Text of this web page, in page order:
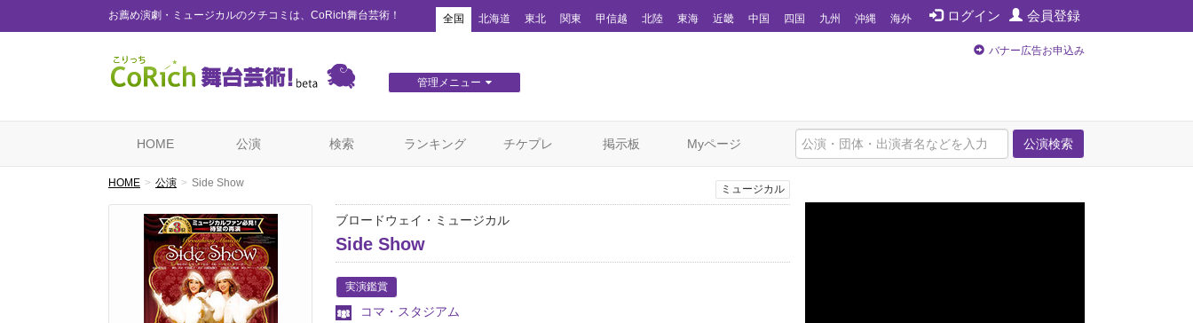
お薦め演劇・ミュージカルのクチコミは、CoRich舞台芸術！ ログイン 会員登録
全国 北海道 東北 関東 甲信越 北陸 東海 近畿 中国 四国 九州 沖縄 海外
管理メニュー
バナー広告お申込み
公演検索
HOME 公演 検索 ランキング チケプレ 掲示板 Myページ
HOME 公演 Side Show ミュージカル
ブロードウェイ・ミュージカル
Side Show
実演鑑賞
コマ・スタジアム